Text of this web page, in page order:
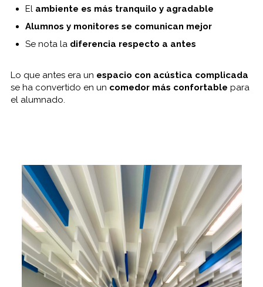
El ambiente es más tranquilo y agradable
Alumnos y monitores se comunican mejor
Se nota la diferencia respecto a antes
Lo que antes era un espacio con acústica complicada
se ha convertido en un comedor más confortable para
el alumnado.